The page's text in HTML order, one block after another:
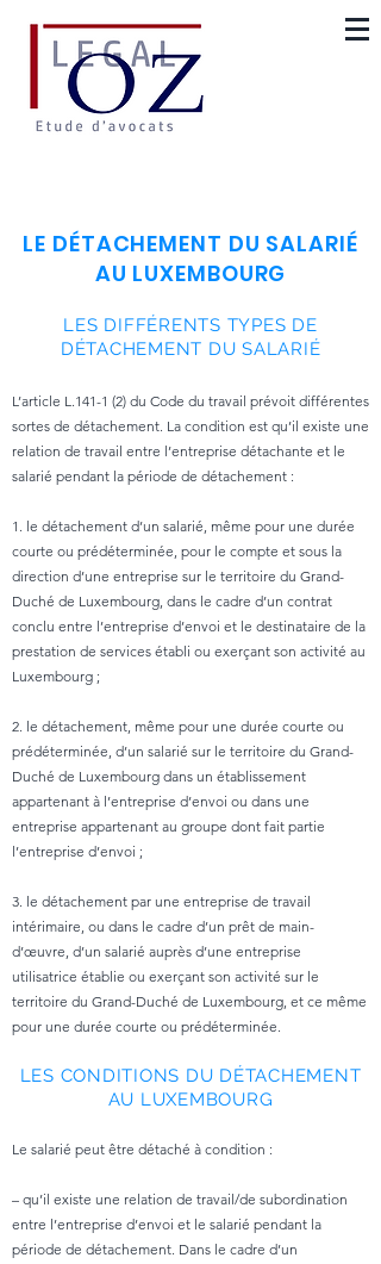
LE DÉTACHEMENT DU SALARIÉ
AU LUXEMBOURG
LES DIFFÉRENTS TYPES DE
DÉTACHEMENT DU SALARIÉ
L’article L.141-1 (2) du Code du travail prévoit différentes
sortes de détachement. La condition est qu’il existe une
relation de travail entre l’entreprise détachante et le
salarié pendant la période de détachement :
1. le détachement d’un salarié, même pour une durée
courte ou prédéterminée, pour le compte et sous la
direction d’une entreprise sur le territoire du Grand-
Duché de Luxembourg, dans le cadre d’un contrat
conclu entre l’entreprise d’envoi et le destinataire de la
prestation de services établi ou exerçant son activité au
Luxembourg ;
2. le détachement, même pour une durée courte ou
prédéterminée, d’un salarié sur le territoire du Grand-
Duché de Luxembourg dans un établissement
appartenant à l’entreprise d’envoi ou dans une
entreprise appartenant au groupe dont fait partie
l’entreprise d’envoi ;
3. le détachement par une entreprise de travail
intérimaire, ou dans le cadre d’un prêt de main-
d’œuvre, d’un salarié auprès d’une entreprise
utilisatrice établie ou exerçant son activité sur le
territoire du Grand-Duché de Luxembourg, et ce même
pour une durée courte ou prédéterminée.
LES CONDITIONS DU DÉTACHEMENT
AU LUXEMBOURG
Le salarié peut être détaché à condition :
– qu’il existe une relation de travail/de subordination
entre l’entreprise d’envoi et le salarié pendant la
période de détachement. Dans le cadre d’un